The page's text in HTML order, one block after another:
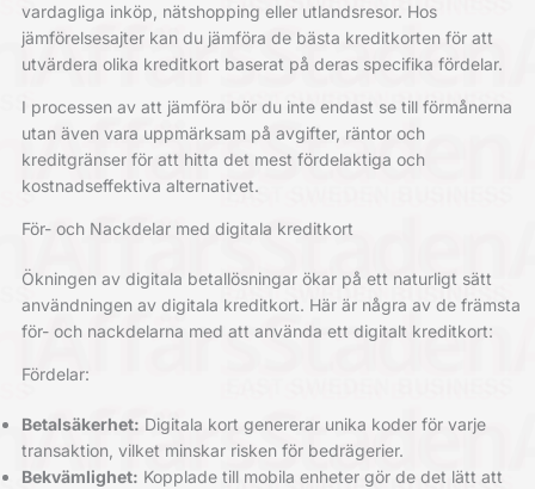
vardagliga inköp, nätshopping eller utlandsresor. Hos
jämförelsesajter kan du jämföra de bästa kreditkortenför att
utvärdera olika kreditkort baserat på deras specifika fördelar.
I processen av att jämföra bör du inte endast se till förmånerna
utan även vara uppmärksam på avgifter, räntor och
kreditgränser för att hitta det mest fördelaktiga och
kostnadseffektiva alternativet.
För- och Nackdelar med digitala kreditkort
Ökningen av digitala betallösningar ökar på ett naturligt sätt
användningen av digitala kreditkort. Här är några av de främsta
för- och nackdelarna med att använda ett digitalt kreditkort:
Fördelar:
Betalsäkerhet: Digitala kort genererar unika koder för varje
transaktion, vilket minskar risken för bedrägerier.
Bekvämlighet: Kopplade till mobila enheter gör de det lätt att